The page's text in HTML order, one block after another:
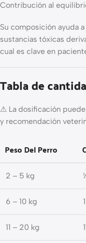
Contribución al
Su composición ayuda
sustancias tóxicas
cual es clave en
Tabla de
⚠ La dosificación
y recomendación
Peso Del Perro
2 – 5 kg
6 – 10 kg
11 – 20 kg